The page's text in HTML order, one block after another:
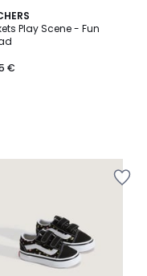
Play Scene - Fun
€